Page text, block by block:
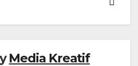
Media Kreatif